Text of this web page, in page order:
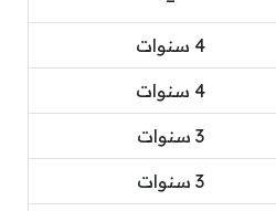
4 سنوات
4 سنوات
3 سنوات
3 سنوات